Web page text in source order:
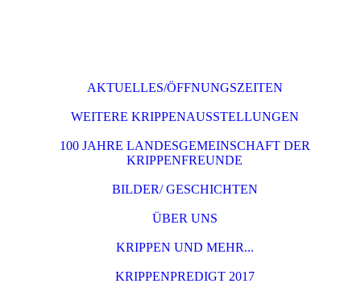
AKTUELLES/ÖFFNUNGSZEITEN
WEITERE KRIPPENAUSSTELLUNGEN
100 JAHRE LANDESGEMEINSCHAFT DER
KRIPPENFREUNDE
BILDER/ GESCHICHTEN
ÜBER UNS
KRIPPEN UND MEHR...
KRIPPENPREDIGT 2017